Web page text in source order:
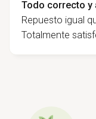
Todo correcto y
Repuesto igual
Totalmente